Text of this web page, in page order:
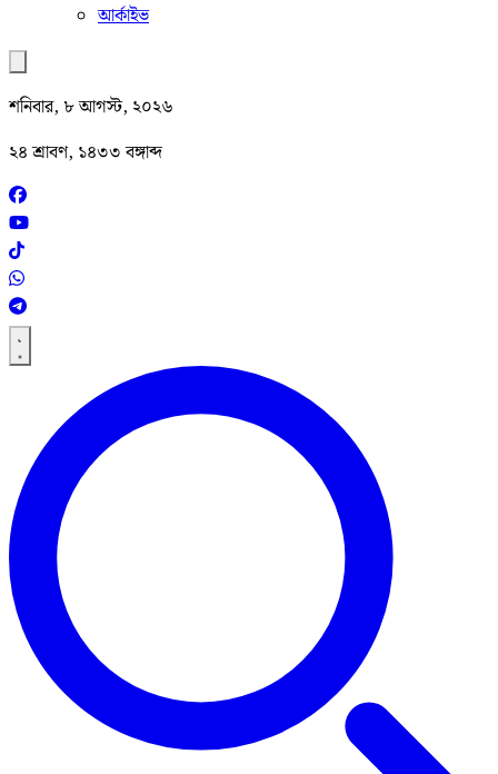
আর্কাইভ
শনিবার, ৮ আগস্ট, ২০২৬
২৪ শ্রাবণ, ১৪৩৩ বঙ্গাব্দ